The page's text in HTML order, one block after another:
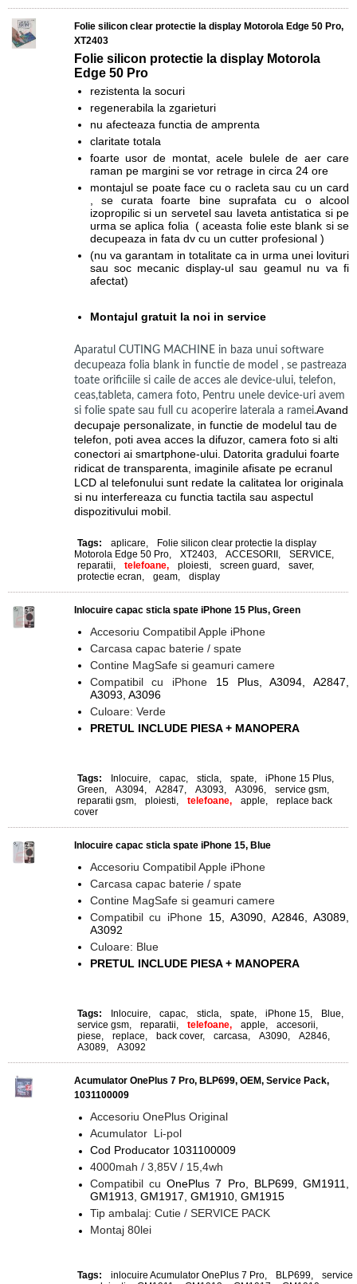
Folie silicon clear protectie la display Motorola Edge 50 Pro,
XT2403
Folie silicon protectie la display Motorola
Edge 50 Pro
rezistenta la socuri
regenerabila la zgarieturi
nu afecteaza functia de amprenta
claritate totala
foarte usor de montat, acele bulele de aer care
raman pe margini se vor retrage in circa 24 ore
montajul se poate face cu o racleta sau cu un card
, se curata foarte bine suprafata cu o alcool
izopropilic si un servetel sau laveta antistatica si pe
urma se aplica folia ( aceasta folie este blank si se
decupeaza in fata dv cu un cutter profesional )
(nu va garantam in totalitate ca in urma unei lovituri
sau soc mecanic display-ul sau geamul nu va fi
afectat)
Montajul gratuit la noi in service
Aparatul CUTING MACHINE in baza unui software
decupeaza folia blank in functie de model , se pastreaza
toate orificiile si caile de acces ale device-ului, telefon,
ceas,tableta, camera foto, Pentru unele device-uri avem
si folie spate sau full cu acoperire laterala a ramei.Avand
decupaje personalizate, in functie de modelul tau de
telefon, poti avea acces la difuzor, camera foto si alti
conectori ai smartphone-ului. Datorita gradului foarte
ridicat de transparenta, imaginile afisate pe ecranul
LCD al telefonului sunt redate la calitatea lor originala
si nu interfereaza cu functia tactila sau aspectul
dispozitivului mobil.
Tags: aplicare,
Folie silicon clear protectie la display
Motorola Edge 50 Pro, XT2403, ACCESORII , SERVICE,
reparatii, telefoane, ploiesti, screen guard , saver,
protectie ecran, geam, display
Inlocuire capac sticla spate iPhone 15 Plus, Green
Accesoriu Compatibil Apple iPhone
Carcasa capac baterie / spate
Contine MagSafe si geamuri camere
Compatibil cu iPhone 15 Plus, A3094, A2847,
A3093, A3096
Culoare: Verde
PRETUL INCLUDE PIESA + MANOPERA
Tags: Inlocuire, capac, sticla, spate, iPhone 15 Plus,
Green, A3094, A2847, A3093, A3096, service gsm,
reparatii gsm, ploiesti, telefoane, apple,
replace back
cover
Inlocuire capac sticla spate iPhone 15, Blue
Accesoriu Compatibil Apple iPhone
Carcasa capac baterie / spate
Contine MagSafe si geamuri camere
Compatibil cu iPhone 15, A3090, A2846, A3089,
A3092
Culoare: Blue
PRETUL INCLUDE PIESA + MANOPERA
Tags: Inlocuire, capac, sticla, spate, iPhone 15, Blue,
service gsm, reparatii, telefoane, apple, accesorii,
piese, replace, back cover, carcasa, A3090, A2846,
A3089, A3092
Acumulator OnePlus 7 Pro, BLP699, OEM, Service Pack,
1031100009
Accesoriu OnePlus Original
Acumulator Li-pol
Cod Producator 1031100009
4000mah / 3,85V / 15,4wh
Compatibil cuOnePlus 7 Pro, BLP699, GM1911,
GM1913, GM1917, GM1910, GM1915
Tip ambalaj: Cutie / SERVICE PACK
Montaj 80lei
Tags: inlocuire Acumulator OnePlus 7 Pro, BLP699,
service